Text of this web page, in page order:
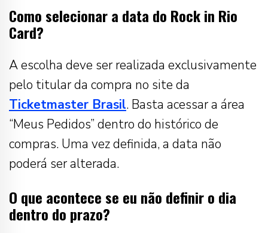
Como selecionar a data do Rock in Rio
Card?
A escolha deve ser realizada exclusivamente
pelo titular da compra no site da
Ticketmaster Brasil. Basta acessar a área
“Meus Pedidos” dentro do histórico de
compras. Uma vez definida, a data não
poderá ser alterada.
O que acontece se eu não definir o dia
dentro do prazo?